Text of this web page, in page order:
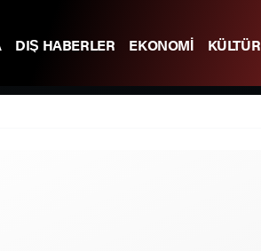
DIŞ HABERLER EKONOMİ KÜLTÜR